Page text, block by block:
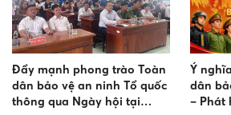
Đẩy mạnh phong trào Toàn
dân bảo vệ an ninh Tổ quốc
thông qua Ngày hội tại
Ý
dân
– Phát